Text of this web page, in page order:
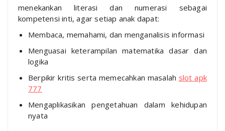
menekankan literasi dan numerasi sebagai
kompetensi inti, agar setiap anak dapat:
Membaca, memahami, dan menganalisis informasi
Menguasai keterampilan matematika dasar dan
logika
Berpikir kritis serta memecahkan masalah slot apk
777
Mengaplikasikan pengetahuan dalam kehidupan
nyata